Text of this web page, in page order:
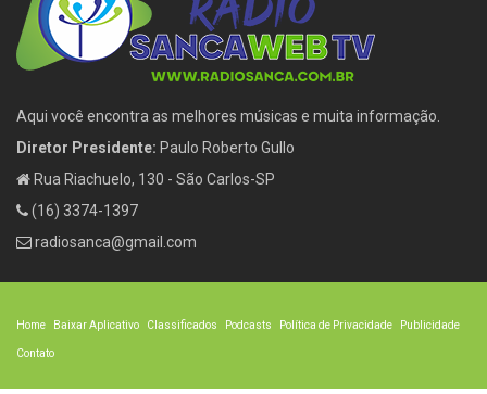
Aqui você encontra as melhores músicas e muita informação.
Diretor Presidente: Paulo Roberto Gullo
Rua Riachuelo, 130 - São Carlos-SP
(16) 3374-1397
radiosanca@gmail.com
Home Baixar Aplicativo Classificados Podcasts Política de Privacidade Publicidade
Contato